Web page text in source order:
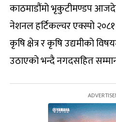
काठमाडौंमो भृकुटीमण्डप
नेशनल हर्टिकल्चर एक्स्पो
कृषि क्षेत्र र कृषि उद्यमीको
उठाएको भन्दै नगदसहित